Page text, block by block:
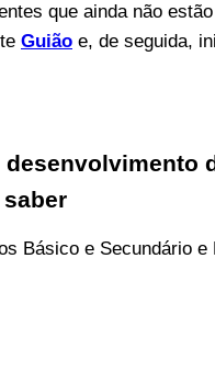
que ainda não
Guião e, de seguida,
Básico e Secundário e